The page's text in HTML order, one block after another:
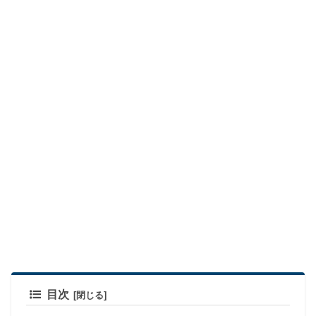
目次